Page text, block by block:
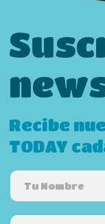
Recibe
TODAY